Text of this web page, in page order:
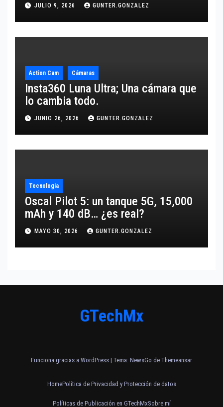
JULIO 9, 2026 GUNTER.GONZALEZ
Action Cam Cámaras
Insta360 Luna Ultra; Una cámara que
lo cambia todo.
JUNIO 26, 2026 GUNTER.GONZALEZ
Tecnología
Oscal Pilot 5: un tanque 5G, 15,000
mAh y 140 dB… ¿es real?
MAYO 30, 2026 GUNTER.GONZALEZ
GTechMx
Funciona gracias a WordPress | Tema: NewsGo de Themeansar
HomePolítica de Privacidad y Protección de datos
Políticas de Publicación en GTechMxSobre mí